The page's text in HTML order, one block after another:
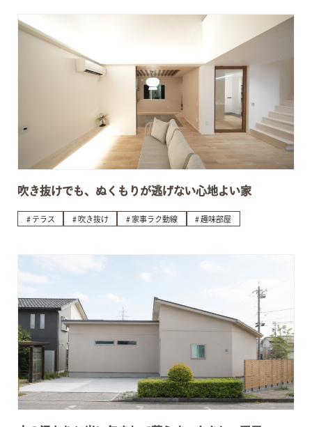
吹き抜けでも、ぬくもりが逃げない心地よい家
テラス 吹き抜け 家事ラク動線 趣味部屋